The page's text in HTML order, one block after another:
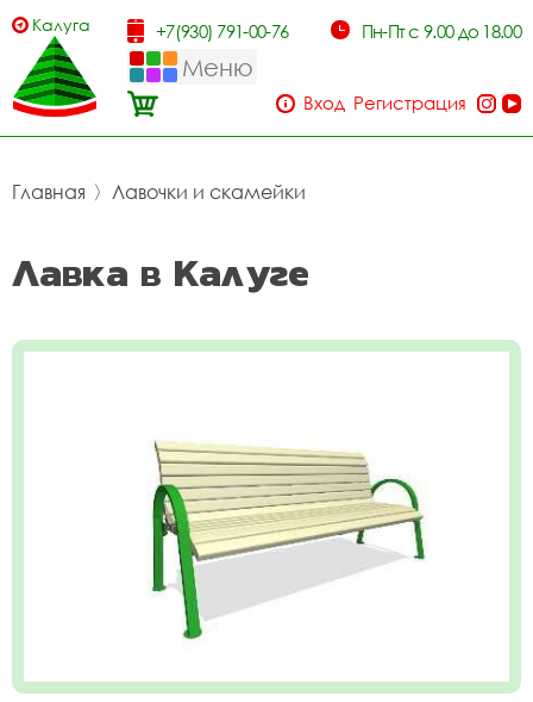
Калуга +7(930) 791-00-76 Пн-Пт с 9.00 до 18.00
Меню
Вход Регистрация
Главная 〉 Лавочки и скамейки
Лавка в Калуге